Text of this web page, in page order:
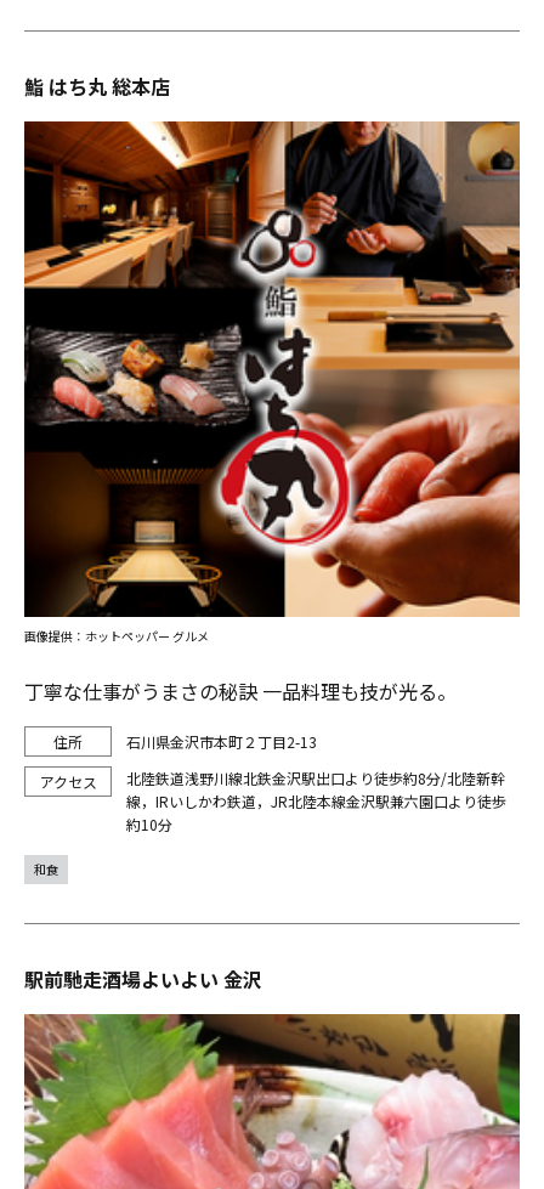
鮨 はち丸 総本店
丁寧な仕事がうまさの秘訣 一品料理も技が光る。
石川県金沢市本町２丁目2-13
北陸鉄道浅野川線北鉄金沢駅出口より徒歩約8分/北陸新幹
線，IRいしかわ鉄道，JR北陸本線金沢駅兼六園口より徒歩
約10分
画像提供：ホットペッパー グルメ
和食
駅前馳走酒場よいよい 金沢